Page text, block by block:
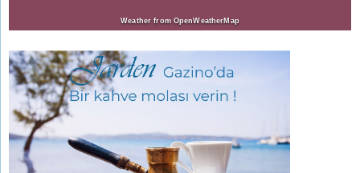
Weather from OpenWeatherMap